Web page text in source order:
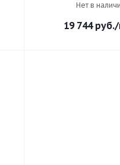
Нет в
19 744руб.